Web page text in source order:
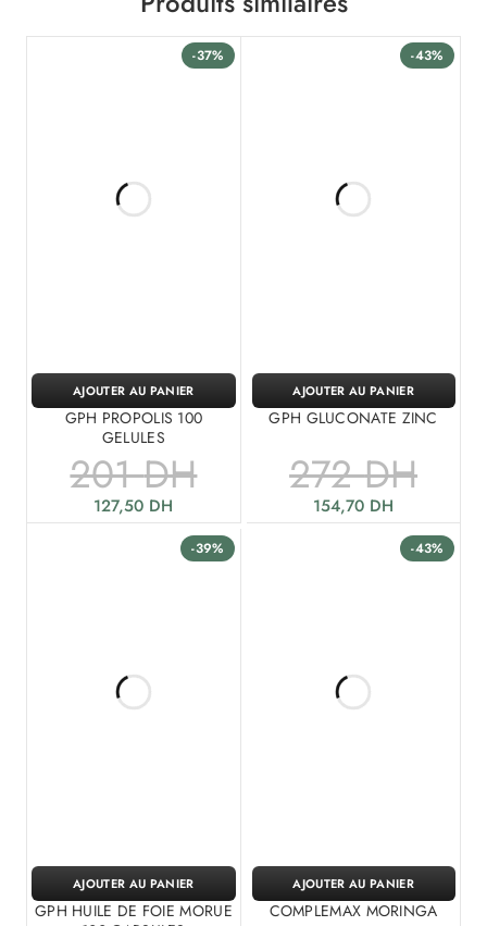
-37%
GPH PROPOLIS 100
GELULES
201DH
127,50 DH
AJOUTER AU PANIER
-43%
GPH GLUCONATE ZINC
272DH
154,70 DH
AJOUTER AU PANIER
-39%
GPH HUILE DE FOIE MORUE
AJOUTER AU PANIER
-43%
COMPLEMAX MORINGA
AJOUTER AU PANIER